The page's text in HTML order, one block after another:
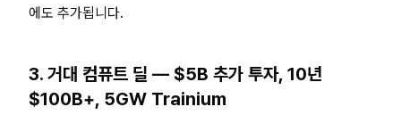
에도 추가됩니다.
3. 거대 컴퓨트 딜 — $5B 추가 투자, 10년
$100B+, 5GW Trainium